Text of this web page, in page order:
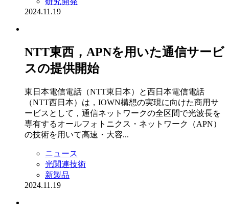
2024.11.19
NTT東西，APNを用いた通信サービ
スの提供開始
東日本電信電話（NTT東日本）と西日本電信電話
（NTT西日本）は，IOWN構想の実現に向けた商用サ
ービスとして，通信ネットワークの全区間で光波長を
専有するオールフォトニクス・ネットワーク（APN）
の技術を用いて高速・大容...
ニュース
光関連技術
新製品
2024.11.19